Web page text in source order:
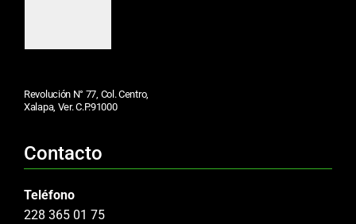
Revolución N° 77, Col. Centro,
Xalapa, Ver. C.P.91000
Contacto
Teléfono
228 365 01 75